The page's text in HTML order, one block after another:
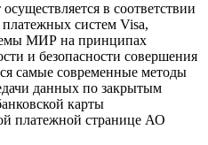
в соответствии
систем Visa,
МИР на принципах
и безопасности совершения
самые современные методы
данных по закрытым
карты
платежной странице АО